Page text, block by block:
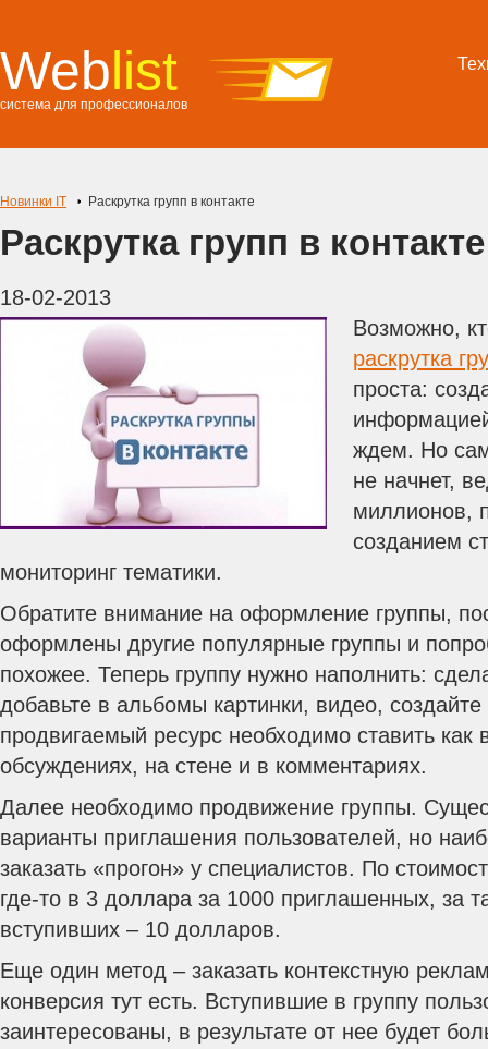
Weblist
система для профессионалов
Новинки IT Раскрутка групп в контакте
Раскрутка групп в контакте
18-02-2013
Возможно,
раскрутка
проста:
ждем. Но
не начнет,
миллионов,
созданием
мониторинг тематики.
Обратите внимание на оформление группы,
оформлены другие популярные группы и
похожее. Теперь группу нужно наполнить:
добавьте в альбомы картинки, видео,
продвигаемый ресурс необходимо ставить как
обсуждениях, на стене и в комментариях.
Далее необходимо продвижение группы.
варианты приглашения пользователей, но
заказать «прогон» у специалистов. По
где-то в 3 доллара за 1000 приглашенных, за
вступивших – 10 долларов.
Еще один метод – заказать контекстную
конверсия тут есть. Вступившие в группу
заинтересованы, в результате от нее будет